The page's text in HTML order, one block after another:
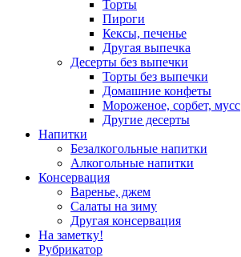
Торты
Пироги
Кексы, печенье
Другая выпечка
Десерты без выпечки
Торты без выпечки
Домашние конфеты
Мороженое, сорбет, мусс
Другие десерты
Напитки
Безалкогольные напитки
Алкогольные напитки
Консервация
Варенье, джем
Салаты на зиму
Другая консервация
На заметку!
Рубрикатор